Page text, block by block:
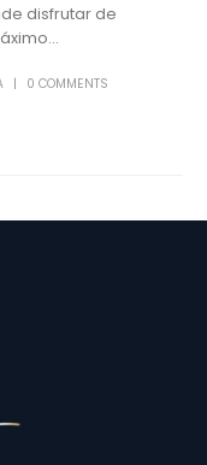
disfrutar de
0 COMMENTS